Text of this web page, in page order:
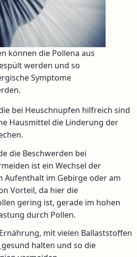
können die Pollena aus
werden und so
Symptome
bei Heuschnupfen hilfreich sind
Hausmittel die Linderung der
die Beschwerden bei
ist ein Wechsel der
Aufenthalt im Gebirge oder am
Vorteil, da hier die
gering ist, gerade im hohen
durch Pollen.
mit vielen Ballaststoffen
gesund halten und so die